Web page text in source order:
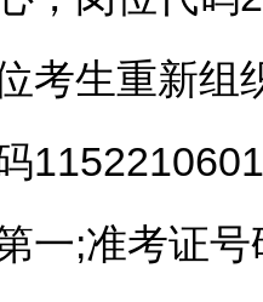
考生重新组
一;准考证